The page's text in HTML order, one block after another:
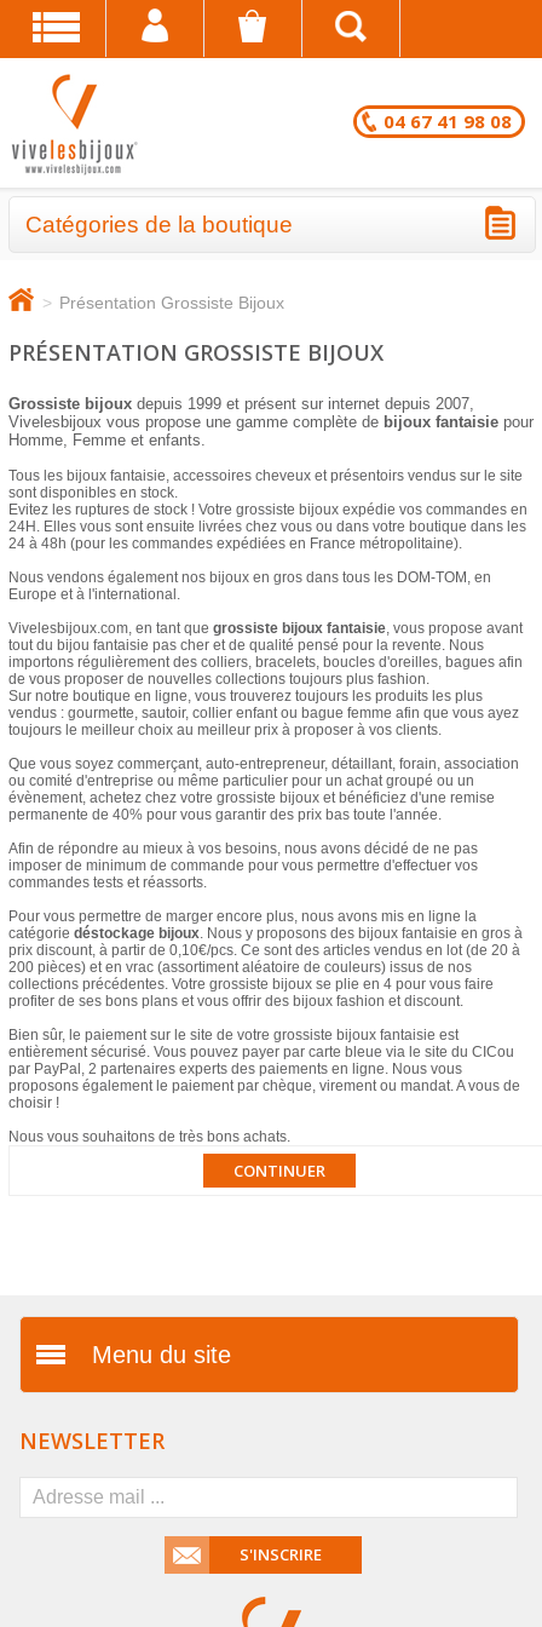
04 67 41 98 08
Catégories de la boutique
DESTOCKAGE
COLLIERS - LOTS EN DESTOCKAGE
CHAÎNES DE CHEVILLE
COLLIERS EN LOT
AFFICHES MÉTAL 20 X 30CM
LETTRES POUR BRACELETS
> Présentation Grossiste Bijoux
PRÉSENTATION GROSSISTE BIJOUX
Grossiste bijoux depuis 1999 et présent sur internet depuis 2007,
Vivelesbijoux vous propose une gamme complète de bijoux fantaisie pour
Homme, Femme et enfants.
Tous les bijoux fantaisie, accessoires cheveux et présentoirs vendus sur le site
sont disponibles en stock.
Evitez les ruptures de stock ! Votre grossiste bijoux expédie vos commandes en
24H. Elles vous sont ensuite livrées chez vous ou dans votre boutique dans les
24 à 48h (pour les commandes expédiées en France métropolitaine).
Nous vendons également nos bijoux en gros dans tous les DOM-TOM, en
Europe et à l'international.
Vivelesbijoux.com, en tant que grossiste bijoux fantaisie, vous propose avant
tout du bijou fantaisie pas cher et de qualité pensé pour la revente. Nous
importons régulièrement des colliers, bracelets, boucles d'oreilles, bagues afin
de vous proposer de nouvelles collections toujours plus fashion.
Sur notre boutique en ligne, vous trouverez toujours les produits les plus
vendus : gourmette, sautoir, collier enfant ou bague femme afin que vous ayez
toujours le meilleur choix au meilleur prix à proposer à vos clients.
Que vous soyez commerçant, auto-entrepreneur, détaillant, forain, association
ou comité d'entreprise ou même particulier pour un achat groupé ou un
évènement, achetez chez votre grossiste bijoux et bénéficiez d'une remise
permanente de 40% pour vous garantir des prix bas toute l'année.
Afin de répondre au mieux à vos besoins, nous avons décidé de ne pas
imposer de minimum de commande pour vous permettre d'effectuer vos
commandes tests et réassorts.
Pour vous permettre de marger encore plus, nous avons mis en ligne la
catégorie déstockage bijoux. Nous y proposons des bijoux fantaisie en gros à
prix discount, à partir de 0,10€/pcs. Ce sont des articles vendus en lot (de 20 à
200 pièces) et en vrac (assortiment aléatoire de couleurs) issus de nos
collections précédentes. Votre grossiste bijoux se plie en 4 pour vous faire
profiter de ses bons plans et vous offrir des bijoux fashion et discount.
Bien sûr, le paiement sur le site de votre grossiste bijoux fantaisie est
entièrement sécurisé. Vous pouvez payer par carte bleue via le site du CICou
par PayPal, 2 partenaires experts des paiements en ligne. Nous vous
proposons également le paiement par chèque, virement ou mandat. A vous de
choisir !
Nous vous souhaitons de très bons achats.
CONTINUER
Menu du site
FAQ
Mentions légales
Conditions générales de
NEWSLETTER
S'INSCRIRE